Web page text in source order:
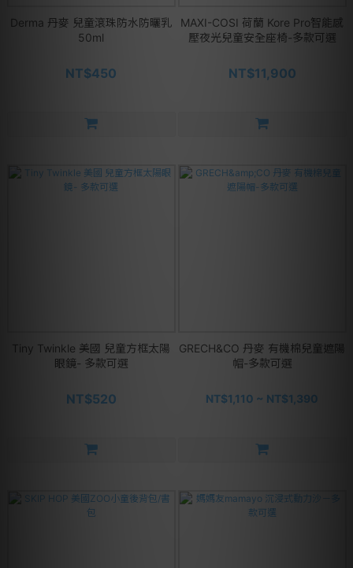
Derma 丹麥 兒童滾珠防水防曬乳
50ml
NT$450
MAXI-COSI 荷蘭 Kore Pro智能感
壓夜光兒童安全座椅-多款可選
NT$11,900
Tiny Twinkle 美國 兒童方框太陽
眼鏡- 多款可選
NT$520
GRECH&CO 丹麥 有機棉兒童遮陽
帽-多款可選
NT$1,110 ~ NT$1,390